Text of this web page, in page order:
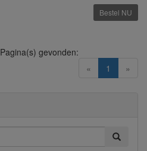
Bestel NU
« 1 (current)
»
Pagina(s) gevonden: